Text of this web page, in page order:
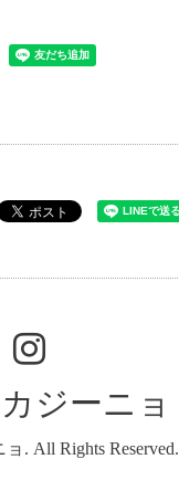
ジーニョ
ョ . All Rights Reserved.